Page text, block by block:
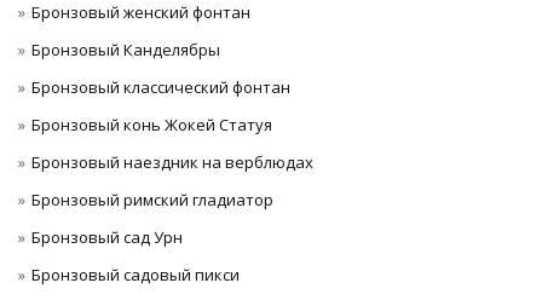
Бронзовый женский фонтан
Бронзовый Канделябры
Бронзовый классический фонтан
Бронзовый конь Жокей Статуя
Бронзовый наездник на верблюдах
Бронзовый римский гладиатор
Бронзовый сад Урн
Бронзовый садовый пикси